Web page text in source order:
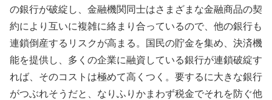
の銀行が破綻し、金融機関同士はさまざまな金融商品の契
約により互いに複雑に絡まり合っているので、他の銀行も
連鎖倒産するリスクが高まる。国民の貯金を集め、決済機
能を提供し、多くの企業に融資している銀行が連鎖破綻す
れば、そのコストは極めて高くつく。要するに大きな銀行
がつぶれそうだと、なりふりかまわず税金でそれを防ぐ他